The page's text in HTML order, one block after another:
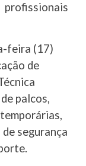
feira (17)
de
palcos,
segurança